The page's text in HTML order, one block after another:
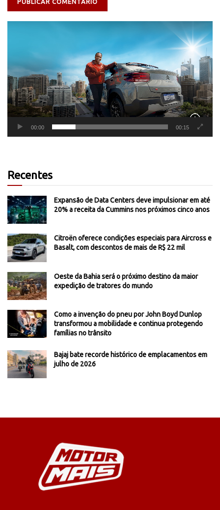
00:00 00:15
Recentes
Expansão de Data Centers deve impulsionar em até
20% a receita da Cummins nos próximos cinco anos
Citroën oferece condições especiais para Aircross e
Basalt, com descontos de mais de R$ 22 mil
Oeste da Bahia será o próximo destino da maior
expedição de tratores do mundo
Como a invenção do pneu por John Boyd Dunlop
transformou a mobilidade e continua protegendo
famílias no trânsito
Bajaj bate recorde histórico de emplacamentos em
julho de 2026